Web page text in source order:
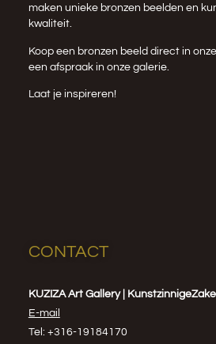
maken unieke bronzen beelden en
kwaliteit.
Koop een bronzen beeld direct in onze
een afspraak in onze galerie.
Laat je inspireren!
CONTACT
KUZIZA Art Gallery |
E-mail
Tel: +316-19184170